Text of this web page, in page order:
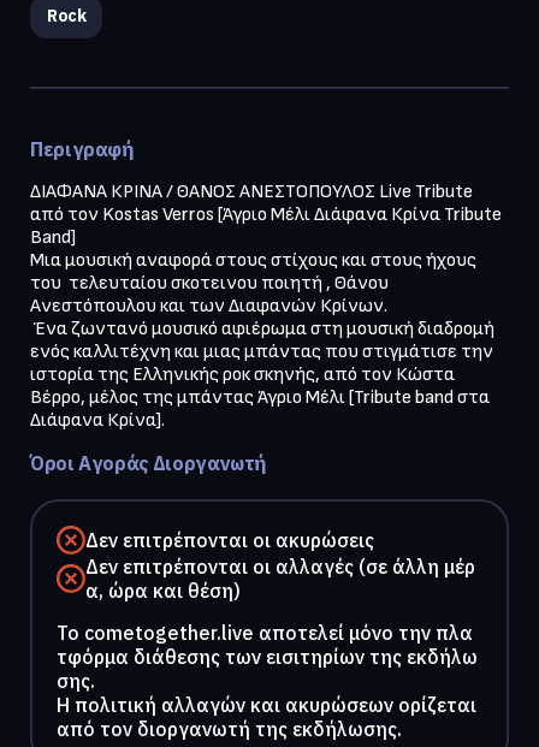
Rock
Περιγραφή
ΔΙΑΦΑΝΑ ΚΡΙΝΑ / ΘΑΝΟΣ ΑΝΕΣΤΟΠΟΥΛΟΣ Live Tribute
από τον Kostas Verros [Άγριο Μέλι Διάφανα Κρίνα Tribute
Band]
Μια μουσική αναφορά στους στίχους και στους ήχους
του  τελευταίου σκοτεινου ποιητή , Θάνου
Ανεστόπουλου και των Διαφανών Κρίνων.
ενός καλλιτέχνη και μιας μπάντας που στιγμάτισε την
ιστορία της Ελληνικής ροκ σκηνής, από τον Κώστα
Βέρρο, μέλος της μπάντας Άγριο Μέλι [Tribute band στα
Όροι Αγοράς Διοργανωτή
Δεν επιτρέπονται οι ακυρώσεις
Δεν επιτρέπονται οι αλλαγές (σε άλλη μέρ
α, ώρα και θέση)
To cometogether.live αποτελεί μόνο την πλα
τφόρμα διάθεσης των εισιτηρίων της εκδήλω
σης.
Η πολιτική αλλαγών και ακυρώσεων ορίζεται
από τον διοργανωτή της εκδήλωσης.